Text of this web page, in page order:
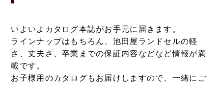
いよいよカタログ本誌がお手元に届きます。
ラインナップはもちろん、池田屋ランドセルの軽
さ、丈夫さ、卒業までの保証内容などなど情報が満
載です。
お子様用のカタログもお届けしますので、一緒にご